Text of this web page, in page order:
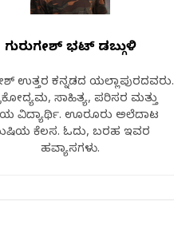
ಗುರುಗಣೇಶ್ ಭಟ್ ಡಬ್ಗುಳಿ
ಉತ್ತರ ಕನ್ನಡದ ಯಲ್ಲಾಪುರದವರು.
ಸಾಹಿತ್ಯ, ಪರಿಸರ ಮತ್ತು
ವಿದ್ಯಾರ್ಥಿ. ಊರೂರು ಅಲೆದಾಟ
ಕೆಲಸ. ಓದು, ಬರಹ ಇವರ
ಹವ್ಯಾಸಗಳು.